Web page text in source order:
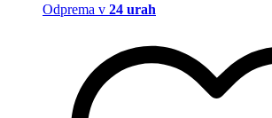
Odprema v 24 urah